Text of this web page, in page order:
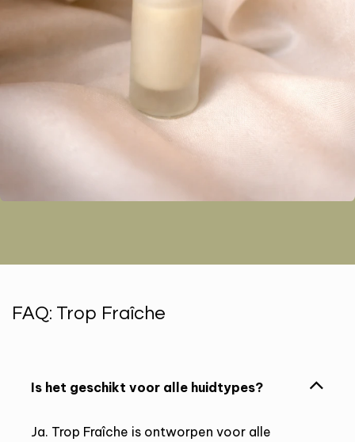
FAQ: Trop Fraîche
Is het geschikt voor alle huidtypes?
Ja. Trop Fraîche is ontworpen voor alle